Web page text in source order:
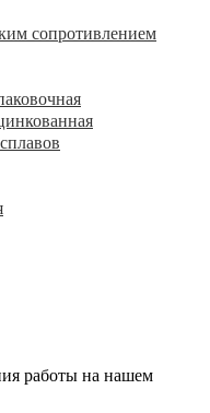
сопротивлением
работы на нашем